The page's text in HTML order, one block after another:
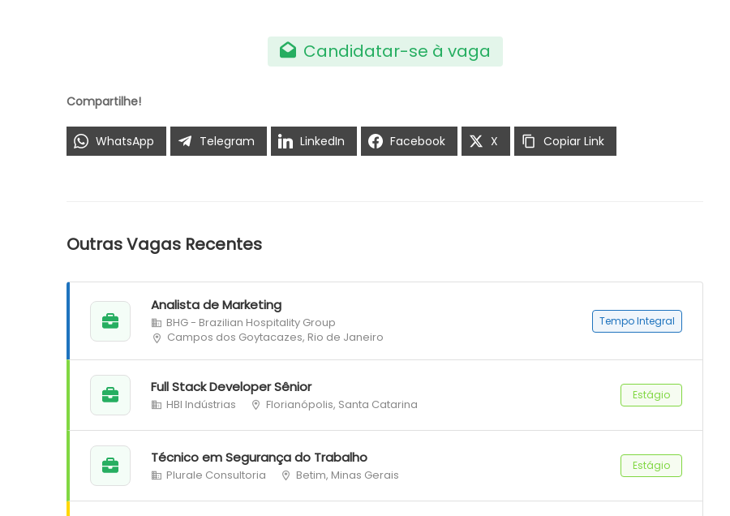
Candidatar-se à vaga
Compartilhe!
WhatsApp Telegram LinkedIn Facebook X Copiar Link
Outras Vagas Recentes
Analista de Marketing
BHG - Brazilian Hospitality Group
Campos dos Goytacazes, Rio de Janeiro
Tempo Integral
Full Stack Developer Sênior
HBI Indústrias Florianópolis, Santa Catarina
Estágio
Técnico em Segurança do Trabalho
Plurale Consultoria Betim, Minas Gerais
Estágio